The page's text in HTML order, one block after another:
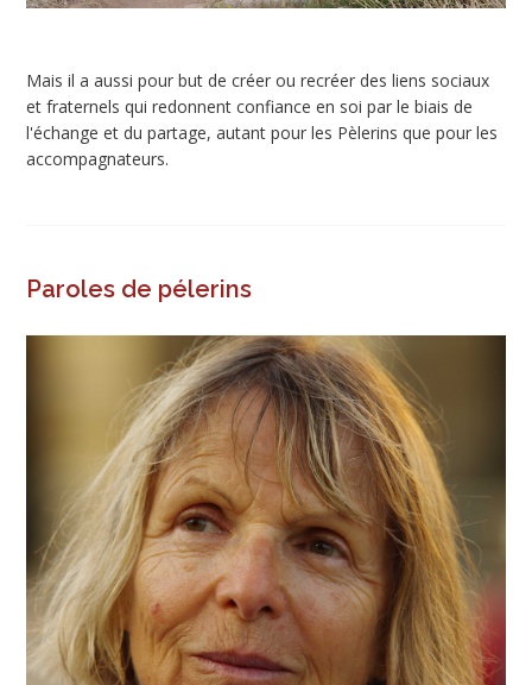
Mais il a aussi pour but de créer ou recréer des liens sociaux
et fraternels qui redonnent confiance en soi par le biais de
l'échange et du partage, autant pour les Pèlerins que pour les
accompagnateurs.
Paroles de pélerins